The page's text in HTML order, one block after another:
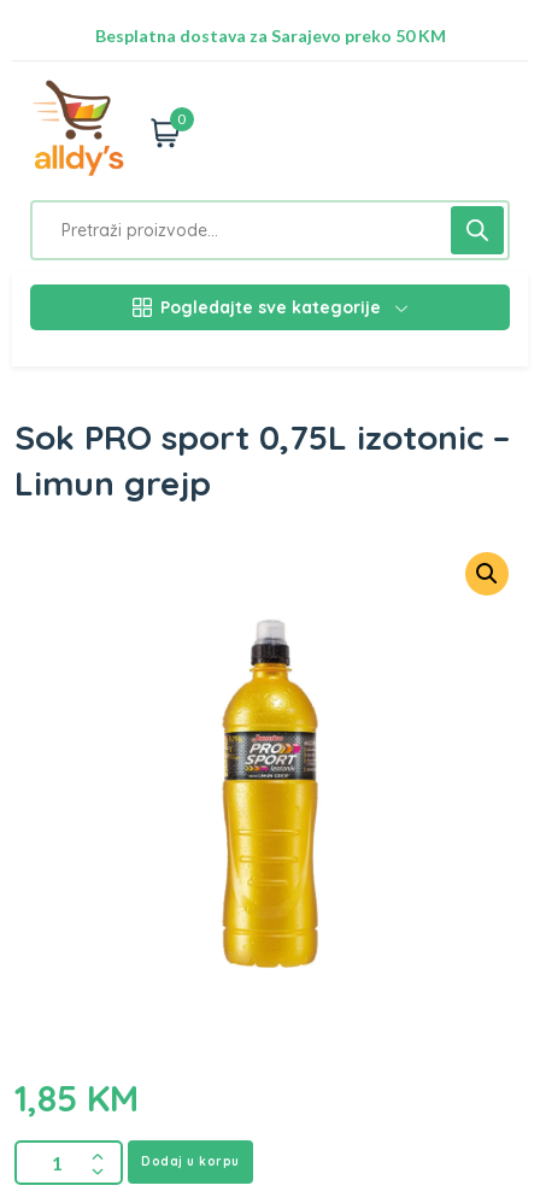
Besplatna dostava za Sarajevo preko 50 KM
0
Pogledajte sve kategorije
Sok PRO sport 0,75L izotonic –
Limun grejp
1,85 KM
Dodaj u korpu